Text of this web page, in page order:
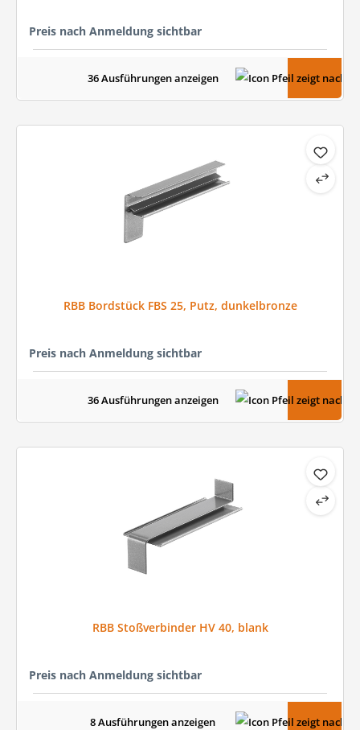
Preis nach Anmeldung sichtbar
36 Ausführungen anzeigen
RBB Bordstück FBS 25, Putz, dunkelbronze
Preis nach Anmeldung sichtbar
36 Ausführungen anzeigen
RBB Stoßverbinder HV 40, blank
Preis nach Anmeldung sichtbar
8 Ausführungen anzeigen